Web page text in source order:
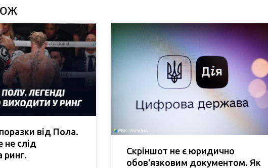
від Пола.
не слід
ринг.
Скріншот не є юридично
обов'язковим документом. Як